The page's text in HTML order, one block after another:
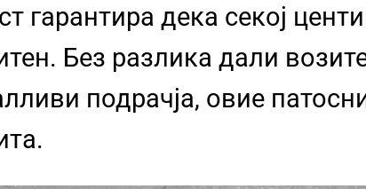
гарантира дека секој
Без разлика дали
подрачја, овие